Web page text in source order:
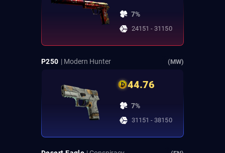
7%
24151 - 31150
P250 | Modern Hunter (MW)
44.76
7%
31151 - 38150